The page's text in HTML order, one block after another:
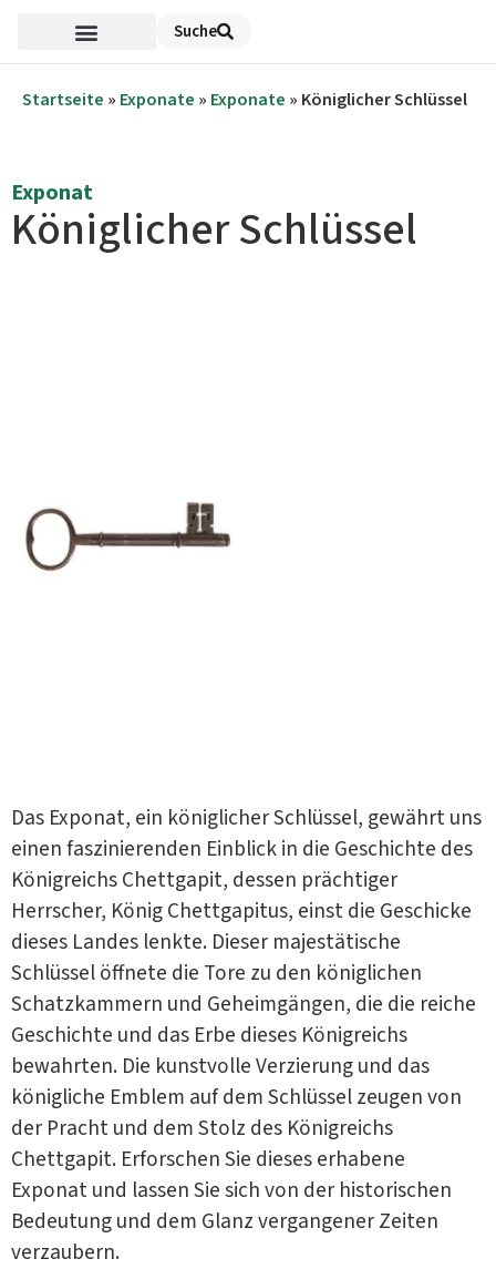
Suche
Startseite » Exponate » Exponate » Königlicher Schlüssel
Exponat
Königlicher Schlüssel
Das Exponat, ein königlicher Schlüssel, gewährt uns
einen faszinierenden Einblick in die Geschichte des
Königreichs Chettgapit, dessen prächtiger
Herrscher, König Chettgapitus, einst die Geschicke
dieses Landes lenkte. Dieser majestätische
Schlüssel öffnete die Tore zu den königlichen
Schatzkammern und Geheimgängen, die die reiche
Geschichte und das Erbe dieses Königreichs
bewahrten. Die kunstvolle Verzierung und das
königliche Emblem auf dem Schlüssel zeugen von
der Pracht und dem Stolz des Königreichs
Chettgapit. Erforschen Sie dieses erhabene
Exponat und lassen Sie sich von der historischen
Bedeutung und dem Glanz vergangener Zeiten
verzaubern.